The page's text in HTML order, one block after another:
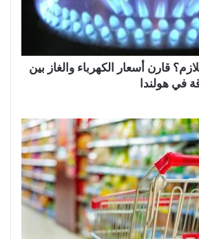
قارن أسعار الكهرباء والغاز بين
في هولندا